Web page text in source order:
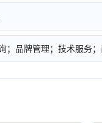
；品牌管理；技术服务